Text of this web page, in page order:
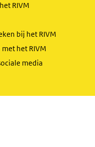
RIVM
bij het RIVM
het RIVM
media